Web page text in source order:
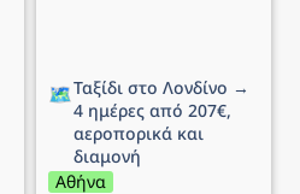
🗺️Ταξίδι στο Λονδίνο →
4 ημέρες από 207€,
αεροπορικά και
διαμονή
Αθήνα